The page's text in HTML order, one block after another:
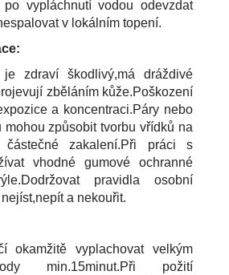
po vypláchnutí vodou odevzdat
v lokálním topení.
zdraví škodlivý,má dráždivé
zběláním kůže.Poškození
a koncentraci.Páry nebo
mohou způsobit tvorbu vřídků na
zakalení.Při práci s
vhodné gumové ochranné
pravidla osobní
a nekouřit.
okamžitě vyplachovat velkým
min.15minut.Při požití